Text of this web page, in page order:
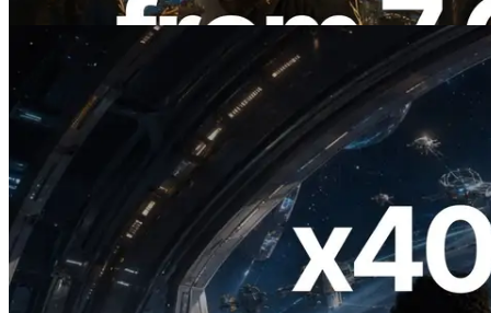
Đọc bài viết này
2026.07.04